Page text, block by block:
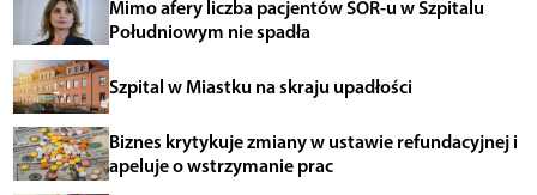
Mimo afery liczba pacjentów SOR-u w Szpitalu
Południowym nie spadła
Szpital w Miastku na skraju upadłości
Biznes krytykuje zmiany w ustawie refundacyjnej i
apeluje o wstrzymanie prac